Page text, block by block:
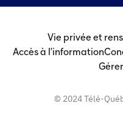
Vie privée et
Accès à l'information
© 2024 Télé-